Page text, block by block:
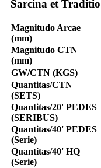
Sarcina et Traditio
Magnitudo Arcae
(mm)
Magnitudo CTN
(mm)
GW/CTN (KGS)
Quantitas/CTN
(SETS)
Quantitas/20' PEDES
(SERIBUS)
Quantitas/40' PEDES
(Serie)
Quantitas/40' HQ
(Serie)